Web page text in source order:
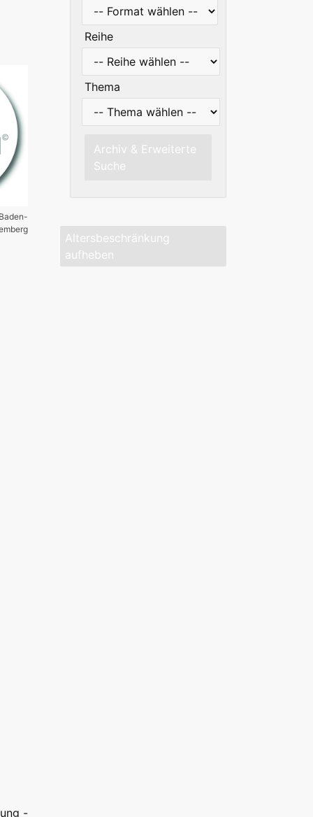
Reihe
Thema
Archiv & Erweiterte
Suche
Altersbeschränkung
aufheben